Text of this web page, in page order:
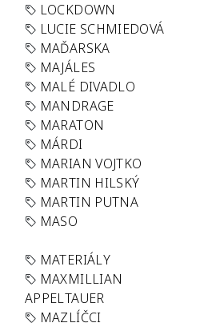
LOCKDOWN
LUCIE SCHMIEDOVÁ
MAĎARSKA
MAJÁLES
MALÉ DIVADLO
MANDRAGE
MARATON
MÁRDI
MARIAN VOJTKO
MARTIN HILSKÝ
MARTIN PUTNA
MASO
MATERIÁLY
MAXMILLIAN
APPELTAUER
MAZLÍČCI